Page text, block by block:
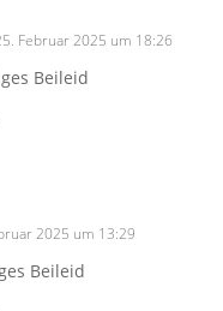
Februar 2025 um 18:26
Beileid
2025 um 13:29
Beileid